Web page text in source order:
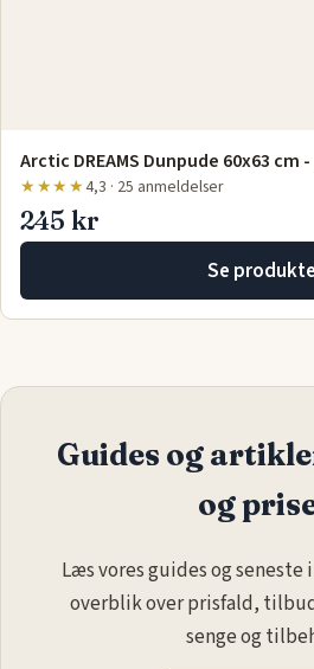
Arctic DREAMS Dunpude 60x63 cm
★★★★4,3 · 25 anmeldelser
245 kr
Se
Guides og
og
Læs vores guides og
overblik over prisfald,
senge og